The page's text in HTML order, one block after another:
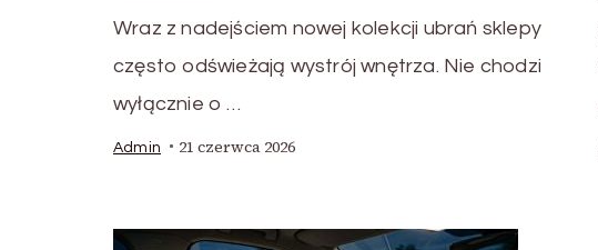
Wraz z nadejściem nowej kolekcji ubrań sklepy
często odświeżają wystrój wnętrza. Nie chodzi
wyłącznie o …
Admin 21 czerwca 2026